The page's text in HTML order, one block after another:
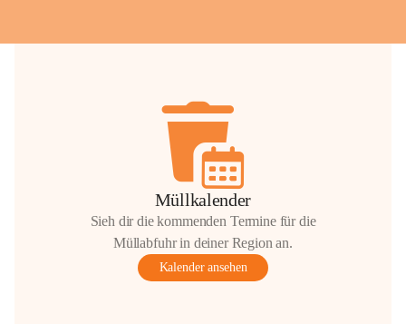
Müllkalender
Sieh dir die kommenden Termine für die
Müllabfuhr in deiner Region an.
Kalender ansehen